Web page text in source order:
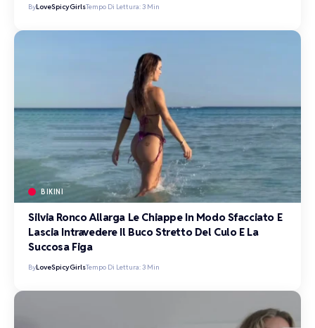
ByLoveSpicyGirlsTempo Di Lettura: 3 Min
BIKINI
Silvia Ronco Allarga Le Chiappe In Modo Sfacciato E
Lascia Intravedere Il Buco Stretto Del Culo E La
Succosa Figa
ByLoveSpicyGirlsTempo Di Lettura: 3 Min